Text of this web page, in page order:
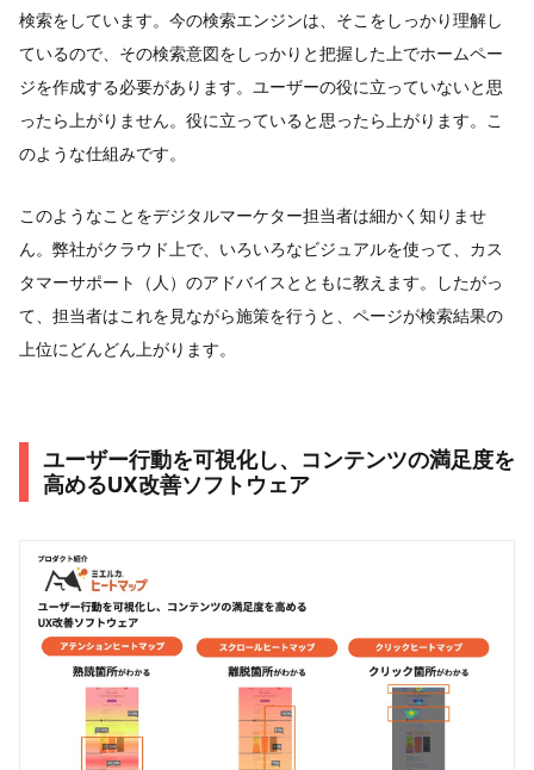
検索をしています。今の検索エンジンは、そこをしっかり理解し
ているので、その検索意図をしっかりと把握した上でホームペー
ジを作成する必要があります。ユーザーの役に立っていないと思
ったら上がりません。役に立っていると思ったら上がります。こ
のような仕組みです。
このようなことをデジタルマーケター担当者は細かく知りませ
ん。弊社がクラウド上で、いろいろなビジュアルを使って、カス
タマーサポート（人）のアドバイスとともに教えます。したがっ
て、担当者はこれを見ながら施策を行うと、ページが検索結果の
上位にどんどん上がります。
ユーザー行動を可視化し、コンテンツの満足度を
高めるUX改善ソフトウェア